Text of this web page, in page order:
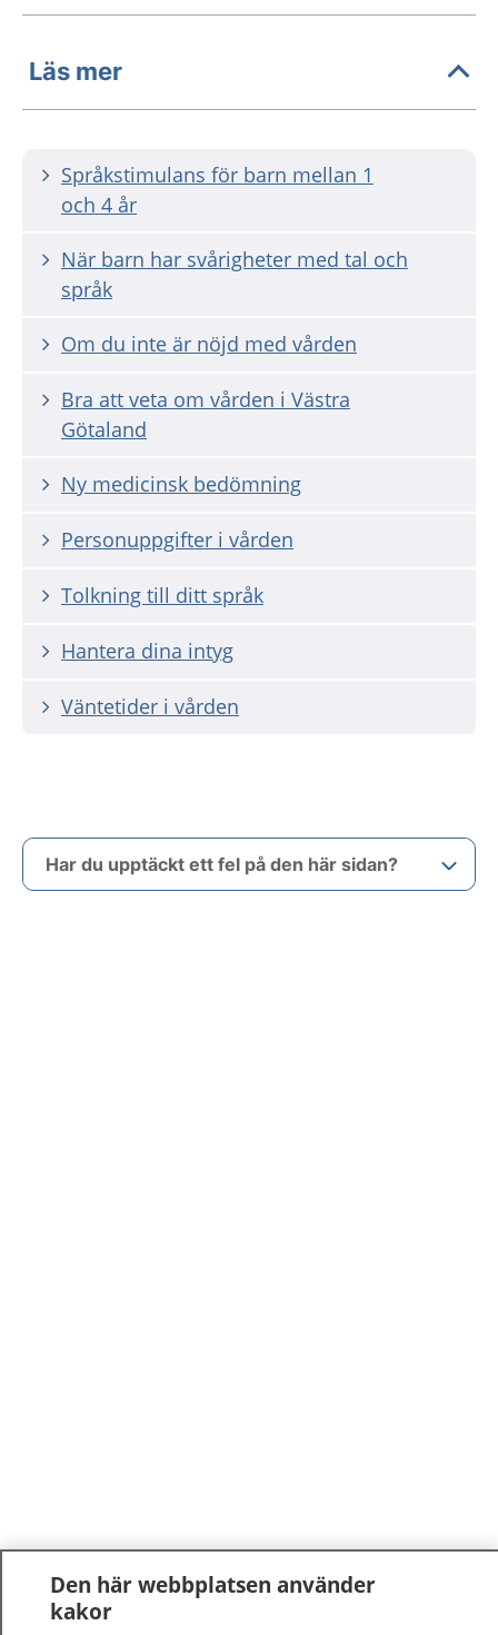
Läs mer
Språkstimulans för barn mellan 1
och 4 år
När barn har svårigheter med tal och
språk
Om du inte är nöjd med vården
Bra att veta om vården i Västra
Götaland
Ny medicinsk bedömning
Personuppgifter i vården
Tolkning till ditt språk
Hantera dina intyg
Väntetider i vården
Har du upptäckt ett fel på den här sidan?
Den här webbplatsen använder
kakor